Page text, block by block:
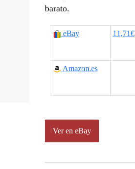
barato.
eBay 11,71€
Amazon.es
Ver en eBay